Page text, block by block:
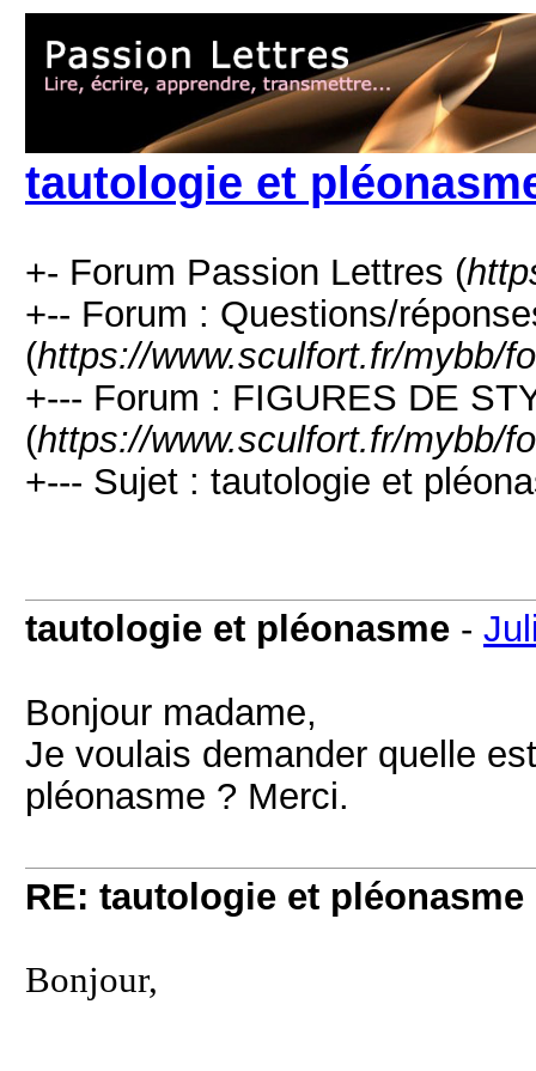
tautologie et
+- Forum Passion Lettres (
+-- Forum : Questions/
(https://www.sculfort.fr/mybb/
+--- Forum : FIGURES DE
(https://www.sculfort.fr/mybb/
+--- Sujet : tautologie et
tautologie et pléonasme -
Bonjour madame,
Je voulais demander quelle
pléonasme ? Merci.
RE: tautologie et pléonasme
Bonjour,